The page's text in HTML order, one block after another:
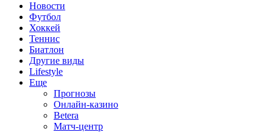
Новости
Футбол
Хоккей
Теннис
Биатлон
Другие виды
Lifestyle
Еще
Прогнозы
Онлайн-казино
Betera
Матч-центр